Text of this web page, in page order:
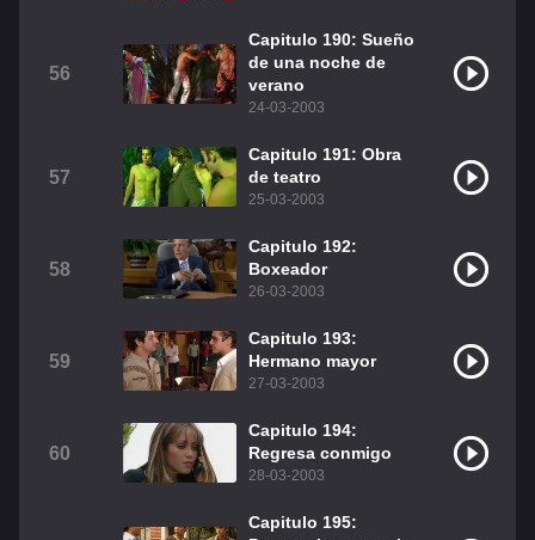
56
Capitulo 190: Sueño
de una noche de
verano
24-03-2003
57
Capitulo 191: Obra
de teatro
25-03-2003
58
Capitulo 192:
Boxeador
26-03-2003
59
Capitulo 193:
Hermano mayor
27-03-2003
60
Capitulo 194:
Regresa conmigo
28-03-2003
Capitulo 195: